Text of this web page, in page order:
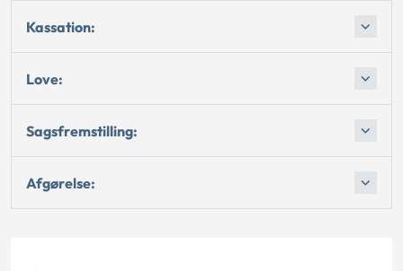
Kassation:
Love:
Sagsfremstilling:
Afgørelse: